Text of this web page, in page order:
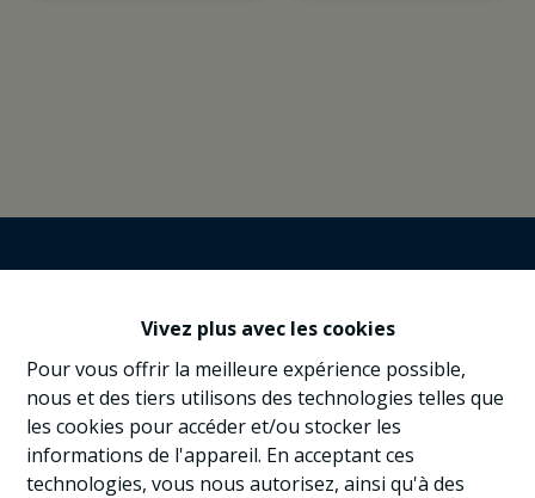
Vivez plus avec les cookies
Pour vous offrir la meilleure expérience possible,
nous et des tiers utilisons des technologies telles que
les cookies pour accéder et/ou stocker les
informations de l'appareil. En acceptant ces
technologies, vous nous autorisez, ainsi qu'à des